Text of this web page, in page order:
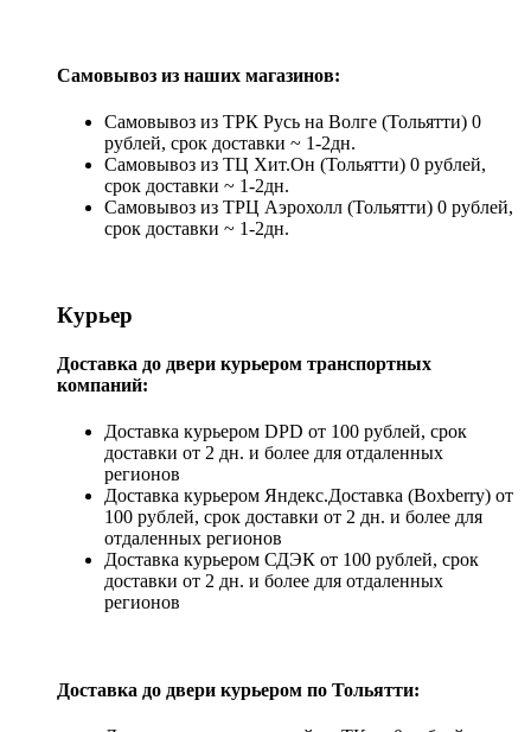
Самовывоз из наших магазинов:
Самовывоз из ТРК Русь на Волге (Тольятти) 0
рублей, срок доставки ~ 1-2дн.
Самовывоз из ТЦ Хит.Он (Тольятти) 0 рублей,
срок доставки ~ 1-2дн.
Самовывоз из ТРЦ Аэрохолл (Тольятти) 0 рублей,
срок доставки ~ 1-2дн.
Курьер
Доставка до двери курьером транспортных
компаний:
Доставка курьером DPD от 100 рублей, срок
доставки от 2 дн. и более для отдаленных
регионов
Доставка курьером Яндекс.Доставка (Boxberry) от
100 рублей, срок доставки от 2 дн. и более для
отдаленных регионов
Доставка курьером СДЭК от 100 рублей, срок
доставки от 2 дн. и более для отдаленных
регионов
Доставка до двери курьером по Тольятти: